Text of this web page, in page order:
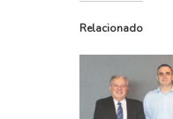
Relacionado